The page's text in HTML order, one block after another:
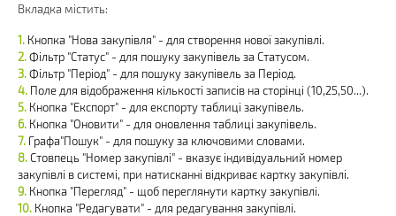
Вкладка містить:
Кнопка "Нова закупівля" - для створення нової закупівлі.
Фільтр "Статус" - для пошуку закупівель за Статусом.
Фільтр "Період" - для пошуку закупівель за Період.
Поле для відображення кількості записів на сторінці (10,25,50...).
Кнопка "Експорт" - для експорту таблиці закупівель.
Кнопка "Оновити" - для оновлення таблиці закупівель.
Графа"Пошук" - для пошуку за ключовими словами.
Стовпець "Номер закупівлі" - вказує індивідуальний номер
закупівлі в системі, при натисканні відкриває картку закупівлі.
Кнопка "Перегляд" - щоб переглянути картку закупівлі.
Кнопка "Редагувати" - для редагування закупівлі.